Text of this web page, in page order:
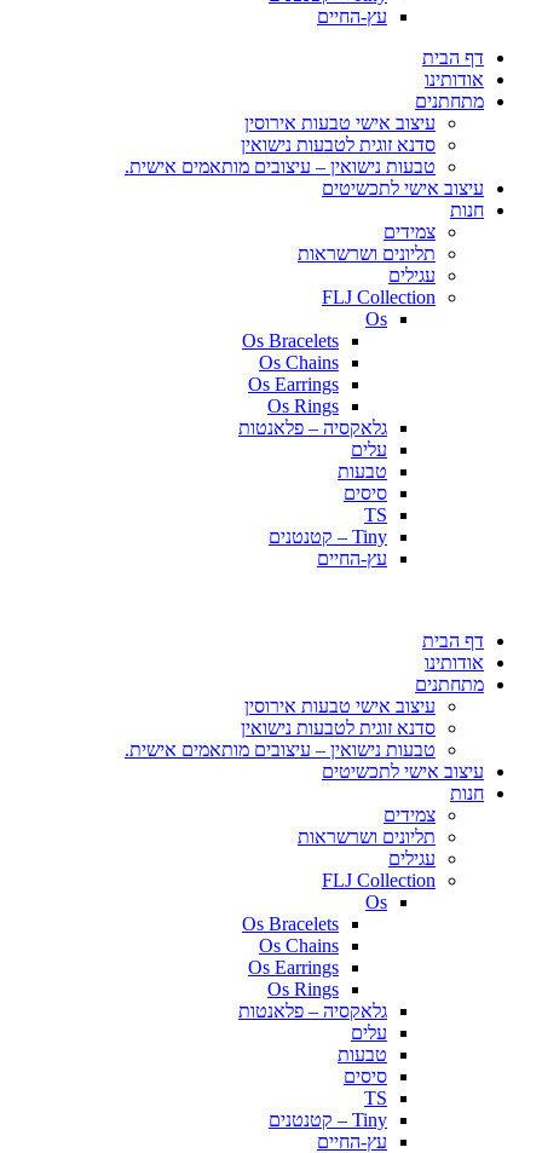
עץ-החיים
דף הבית
אודותינו
מתחתנים
עיצוב אישי טבעות אירוסין
סדנא זוגית לטבעות נישואין
טבעות נישואין – עיצובים מותאמים אישית.
עיצוב אישי לתכשיטים
חנות
צמידים
תליונים ושרשראות
עגילים
FLJ Collection
Os
Os Bracelets
Os Chains
Os Earrings
Os Rings
גלאקסיה – פלאנטות
עלים
טבעות
סיסים
TS
Tiny – קטנטנים
עץ-החיים
דף הבית
אודותינו
מתחתנים
עיצוב אישי טבעות אירוסין
סדנא זוגית לטבעות נישואין
טבעות נישואין – עיצובים מותאמים אישית.
עיצוב אישי לתכשיטים
חנות
צמידים
תליונים ושרשראות
עגילים
FLJ Collection
Os
Os Bracelets
Os Chains
Os Earrings
Os Rings
גלאקסיה – פלאנטות
עלים
טבעות
סיסים
TS
Tiny – קטנטנים
עץ-החיים